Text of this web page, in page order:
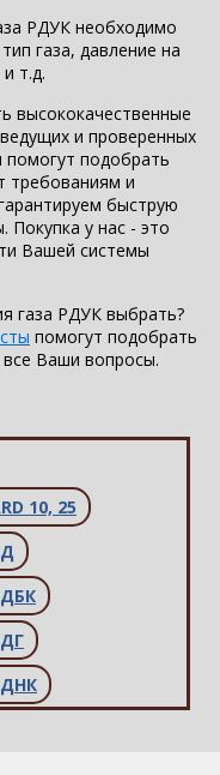
10, 25
РДУК необходимо
газа, давление на
т.д.
высококачественные
и проверенных
помогут подобрать
требованиям и
быструю
Покупка у нас - это
Вашей системы
газа РДУК выбрать?
помогут подобрать
Ваши вопросы.